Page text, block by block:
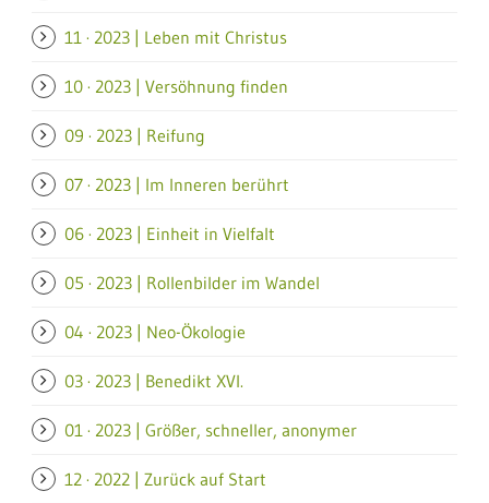
11 · 2023 | Leben mit Christus
10 · 2023 | Versöhnung finden
09 · 2023 | Reifung
07 · 2023 | Im Inneren berührt
06 · 2023 | Einheit in Vielfalt
05 · 2023 | Rollenbilder im Wandel
04 · 2023 | Neo-Ökologie
03 · 2023 | Benedikt XVI.
01 · 2023 | Größer, schneller, anonymer
12 · 2022 | Zurück auf Start